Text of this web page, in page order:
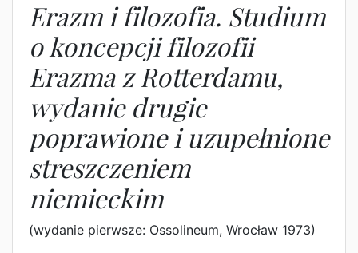
Erazm i filozofia. Studium
o koncepcji filozofii
Erazma z Rotterdamu,
wydanie drugie
poprawione i uzupełnione
streszczeniem
niemieckim
(wydanie pierwsze: Ossolineum, Wrocław 1973)